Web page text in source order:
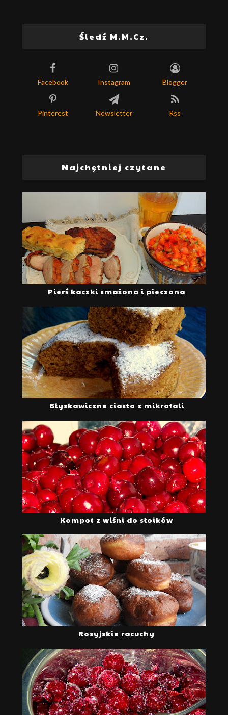
Śledź M.M.Cz.
Facebook Instagram Blogger
Pinterest Newsletter Rss
Najchętniej czytane
Pierś kaczki smażona i pieczona
Błyskawiczne ciasto z mikrofali
Kompot z wiśni do słoików
Rosyjskie racuchy